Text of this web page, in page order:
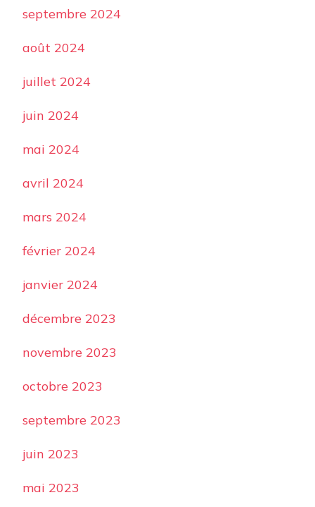
septembre 2024
août 2024
juillet 2024
juin 2024
mai 2024
avril 2024
mars 2024
février 2024
janvier 2024
décembre 2023
novembre 2023
octobre 2023
septembre 2023
juin 2023
mai 2023